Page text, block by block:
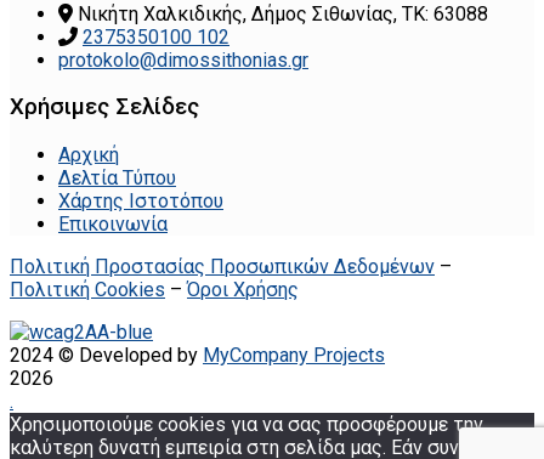
Νικήτη Χαλκιδικής, Δήμος Σιθωνίας, ΤΚ: 63088
2375350100 102
protokolo@dimossithonias.gr
Χρήσιμες Σελίδες
Αρχική
Δελτία Τύπου
Χάρτης Ιστοτόπου
Επικοινωνία
Πολιτική Προστασίας Προσωπικών Δεδομένων –
Πολιτική Cookies –Όροι Χρήσης
2024 © Developed by MyCompany Projects
2026
.
Χρησιμοποιούμε cookies για να σας προσφέρουμε την
καλύτερη δυνατή εμπειρία στη σελίδα μας. Εάν συνεχίσετε